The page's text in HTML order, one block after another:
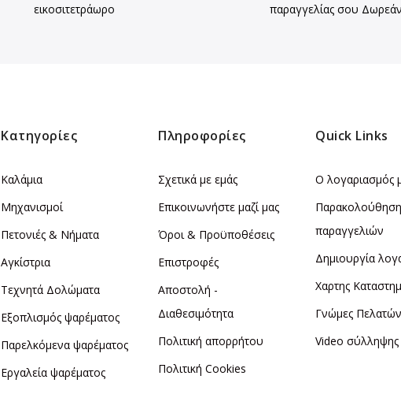
εικοσιτετράωρο
παραγγελίας σου
Κατηγορίες
Καλάμια
Μηχανισμοί
Πετονιές & Νήματα
Αγκίστρια
Τεχνητά Δολώματα
Εξοπλισμός ψαρέματος
Παρελκόμενα ψαρέματος
Εργαλεία ψαρέματος
Πληροφορίες
Σχετικά με εμάς
Επικοινωνήστε μαζί μας
Όροι & Προϋποθέσεις
Επιστροφές
Αποστολή -
Διαθεσιμότητα
Πολιτική απορρήτου
Πολιτική Cookies
Quick Links
Ο λογαριασμός
Παρακολούθηση
παραγγελιών
Δημιουργία
Χαρτης
Γνώμες Πελατών
Video